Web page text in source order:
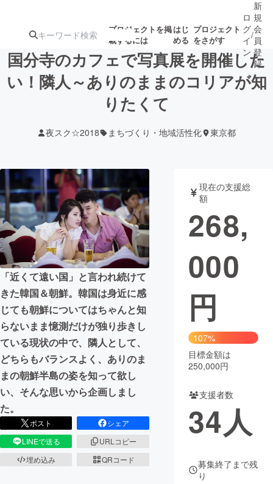
プロジェクトを掲
載するには
はじ
める
プロジェクト
をさがす
注目の新着プロ 募集終了が近いプ
テクノロジー・ガジェット
映像・映画 書籍・雑誌
ビジネス・起業 チャレンジ
まちづくり・地域活性化
CAMPFIRE for Social Good
CAMPFIRE Creation
CAMPFIREふるさと納税 machi-ya コミュニティ
ロ
グ
イ
ン
/
新
規
会
員
登
録
国分寺のカフェで写真展を開催した
い！隣人～ありのままのコリアが知
りたくて
夜スク☆2018 まちづくり・地域活性化 東京都
「近くて遠い国」と言われ続けて
きた韓国＆朝鮮。韓国は身近に感
じても朝鮮についてはちゃんと知
らないまま憶測だけが独り歩きし
ている現状の中で、隣人として、
どちらもバランスよく、ありのま
まの朝鮮半島の姿を知って欲し
い、そんな思いから企画しまし
た。
ポスト
シェア
LINEで送る
URLコピー
埋め込み
QRコード
現在の支援総
額
268,
000
円
107%
目標金額は
250,000円
支援者数
34人
募集終了まで残
り